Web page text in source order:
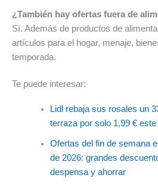
¿También hay ofertas fuera de
Sí. Además de productos de
artículos para el hogar, menaje,
temporada.
Te puede interesar:
Lidl rebaja sus rosales un
terraza por solo 1,99 €
Ofertas del fin de semana
de 2026: grandes
despensa y ahorrar